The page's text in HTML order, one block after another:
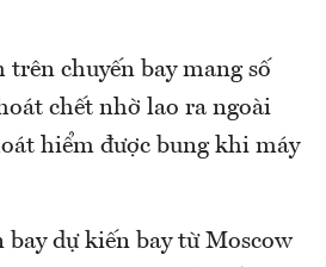
chuyến bay mang số
chết nhờ lao ra ngoài
hiểm được bung khi máy
bay dự kiến bay từ Moscow